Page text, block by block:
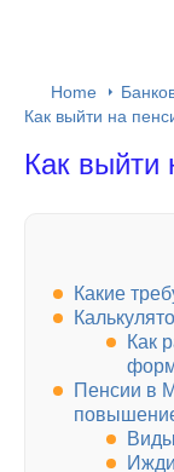
Home
Как выйти на
Как выйти
Какие
Как
Пенсии в